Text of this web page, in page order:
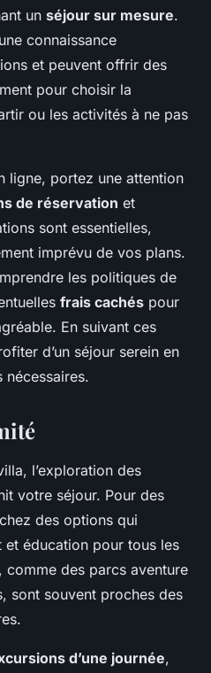
un séjour sur mesure.
connaissance
et peuvent offrir des
pour choisir la
ou les activités à ne pas
ligne, portez une attention
de réservation et
sont essentielles,
imprévu de vos plans.
les politiques de
frais cachés pour
En suivant ces
d’un séjour serein en
nécessaires.
l’exploration des
votre séjour. Pour des
des options qui
éducation pour tous les
comme des parcs aventure
sont souvent proches des
d’une journée,